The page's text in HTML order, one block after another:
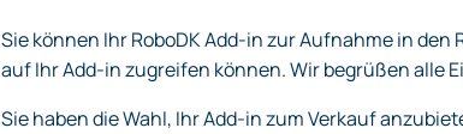
Sie können Ihr RoboDK Add-in zur Aufnahme in
auf Ihr Add-in zugreifen können. Wir begrüßen alle
Sie haben die Wahl, Ihr Add-in zum Verkauf